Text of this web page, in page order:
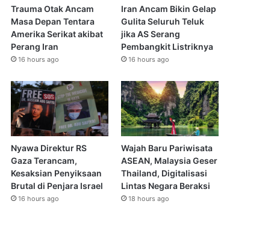
Trauma Otak Ancam
Masa Depan Tentara
Amerika Serikat akibat
Perang Iran
16 hours ago
Iran Ancam Bikin Gelap
Gulita Seluruh Teluk
jika AS Serang
Pembangkit Listriknya
16 hours ago
Nyawa Direktur RS
Gaza Terancam,
Kesaksian Penyiksaan
Brutal di Penjara Israel
16 hours ago
Wajah Baru Pariwisata
ASEAN, Malaysia Geser
Thailand, Digitalisasi
Lintas Negara Beraksi
18 hours ago